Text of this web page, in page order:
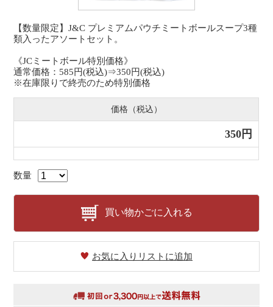
【数量限定】J&C プレミアムパウチミートボールスープ3種
類入ったアソートセット。
《JCミートボール特別価格》
通常価格：585円(税込)⇒350円(税込)
※在庫限りで終売のため特別価格
価格（税込）
350円
数量
買い物かごに入れる
お気に入りリストに追加